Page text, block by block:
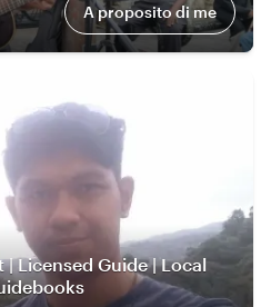
A proposito di me
| Licensed Guide | Local